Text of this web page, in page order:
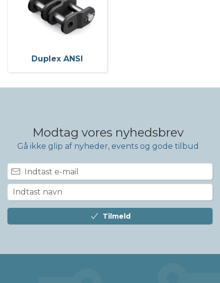
Duplex ANSI
Modtag vores nyhedsbrev
Gå ikke glip af nyheder, events og gode tilbud
Tilmeld